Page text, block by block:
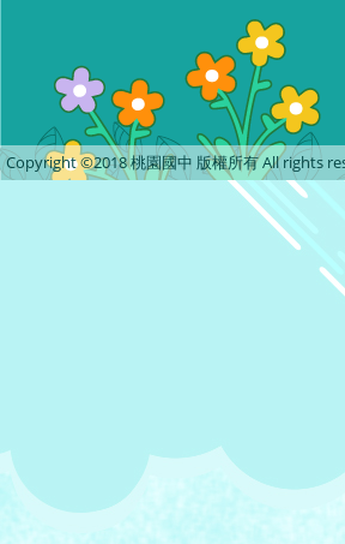
Copyright ©2018 桃園國中 版權所有 All rights